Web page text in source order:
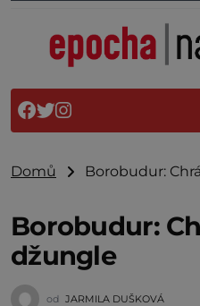
Domů Borobudur:
Borobudur:
džungle
od JARMILA DUŠKOVÁ